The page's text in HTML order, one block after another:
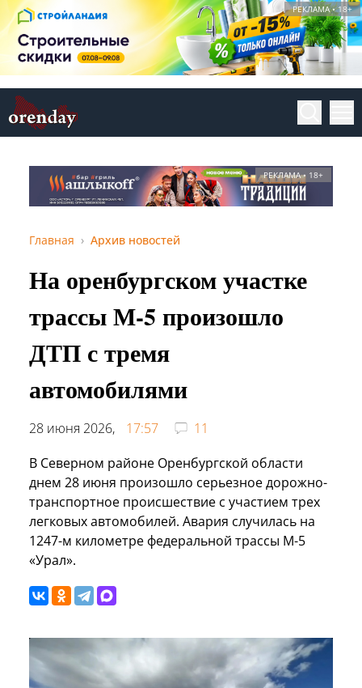
РЕКЛАМА • 18+
РЕКЛАМА • 18+
Главная Архив новостей
На оренбургском участке
трассы М-5 произошло
ДТП с тремя
автомобилями
28 июня 2026, 17:57
11
В Северном районе Оренбургской области
днем 28 июня произошло серьезное дорожно-
транспортное происшествие с участием трех
легковых автомобилей. Авария случилась на
1247-м километре федеральной трассы М-5
«Урал».